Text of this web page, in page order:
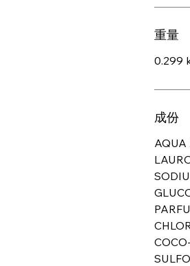
重量
0.299
成份
AQUA